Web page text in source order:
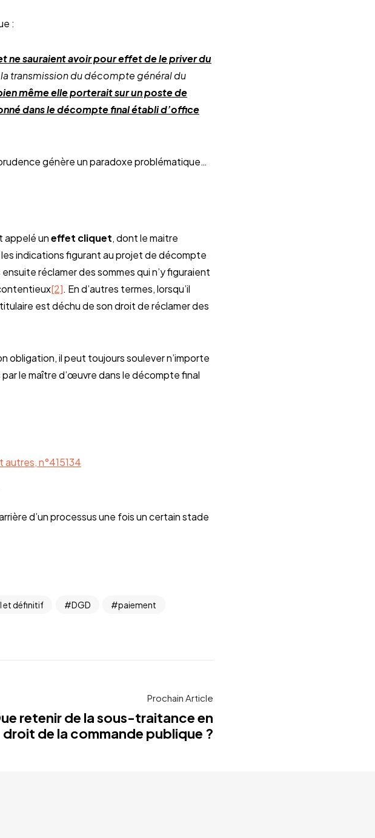
:
ne sauraient avoir pour effet de le priver du
transmission du décompte général du
même elle porterait sur un poste de
dans le décompte final établi d’office
génère un paradoxe problématique…
appelé uneffet cliquet, dont le maitre
les indications figurant au projet de décompte
réclamer des sommes qui n’y figuraient
[2]. En d’autres termes, lorsqu’il
est déchu de son droit de réclamer des
obligation, il peut toujours soulever n’importe
le maître d’œuvre dans le décompte final
n°415134
d’un processus une fois un certain stade
et définitif DGD paiement
Prochain Article
retenir de la sous-traitance en
droit de la commande publique ?